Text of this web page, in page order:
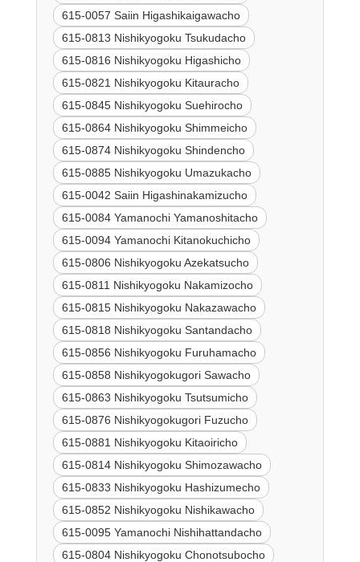
615-0057 Saiin Higashikaigawacho
615-0813 Nishikyogoku Tsukudacho
615-0816 Nishikyogoku Higashicho
615-0821 Nishikyogoku Kitauracho
615-0845 Nishikyogoku Suehirocho
615-0864 Nishikyogoku Shimmeicho
615-0874 Nishikyogoku Shindencho
615-0885 Nishikyogoku Umazukacho
615-0042 Saiin Higashinakamizucho
615-0084 Yamanochi Yamanoshitacho
615-0094 Yamanochi Kitanokuchicho
615-0806 Nishikyogoku Azekatsucho
615-0811 Nishikyogoku Nakamizocho
615-0815 Nishikyogoku Nakazawacho
615-0818 Nishikyogoku Santandacho
615-0856 Nishikyogoku Furuhamacho
615-0858 Nishikyogokugori Sawacho
615-0863 Nishikyogoku Tsutsumicho
615-0876 Nishikyogokugori Fuzucho
615-0881 Nishikyogoku Kitaoiricho
615-0814 Nishikyogoku Shimozawacho
615-0833 Nishikyogoku Hashizumecho
615-0852 Nishikyogoku Nishikawacho
615-0095 Yamanochi Nishihattandacho
615-0804 Nishikyogoku Chonotsubocho